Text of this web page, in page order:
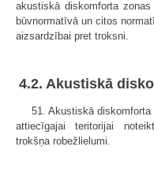
akustiskā diskomforta
būvnormatīvā un citos
aizsardzībai pret troksni.
4.2. Akustiskā
51. Akustiskā
attiecīgajai teritorijai
trokšņa robežlielumi.